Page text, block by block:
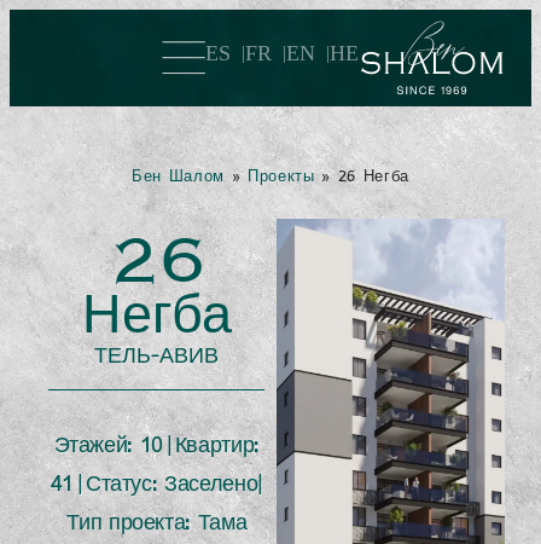
ES FR EN HE
Бен Шалом »Проекты»26 Негба
26
Негба
ТЕЛЬ-АВИВ
Этажей: 10 | Квартир:
41 | Статус: Заселено|
Тип проекта: Тама